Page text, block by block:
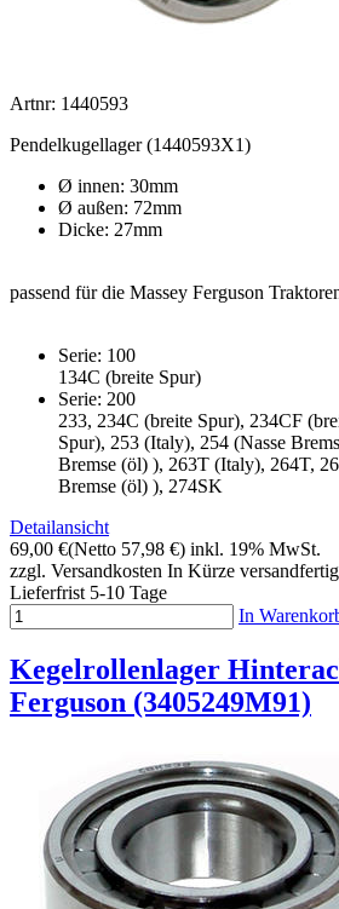
Artnr: 1440593
Pendelkugellager (1440593X1)
Ø innen: 30mm
Ø außen: 72mm
Dicke: 27mm
passend für die Massey Ferguson
Serie: 100
134C (breite Spur)
Serie: 200
233, 234C (breite Spur), 234CF
Spur), 253 (Italy), 254 (Nasse
Bremse (öl) ), 263T (Italy), 264T,
Bremse (öl) ), 274SK
Detailansicht
69,00 €(Netto 57,98 €) inkl. 19% MwSt.
zzgl. Versandkosten In Kürze versandfertig
Lieferfrist 5-10 Tage
In
Kegelrollenlager
Ferguson (3405249M91)